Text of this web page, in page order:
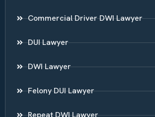
Commercial Driver DWI Lawyer
DUI Lawyer
DWI Lawyer
Felony DUI Lawyer